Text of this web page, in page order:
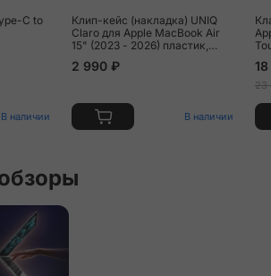
В наличии
Клип-кейс (накладка) UNIQ
Claro для Apple MacBook Air
15" (2023 - 2026) пластик,
2 990 ₽
В наличии
23